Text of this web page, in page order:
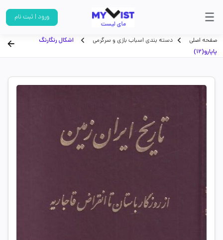
ورود | ثبت نام
صفحه اصلی دسته بندی اسباب بازی و سرگرمی
اشکال رنگارنگ
پاپارو(12)